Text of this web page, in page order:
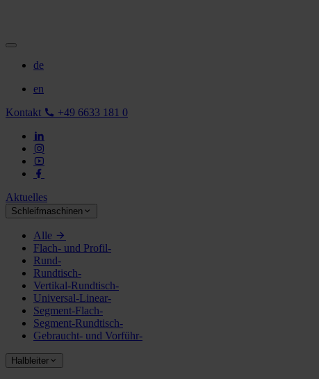
de
en
Kontakt
+49 6633 181 0
Aktuelles
Schleifmaschinen
Alle
Flach- und Profil-
Rund-
Rundtisch-
Vertikal-Rundtisch-
Universal-Linear-
Segment-Flach-
Segment-Rundtisch-
Gebraucht- und Vorführ-
Halbleiter